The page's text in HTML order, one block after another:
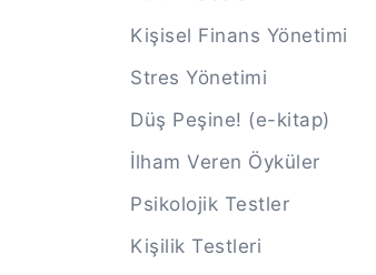
Kişisel Finans Yönetimi
Stres Yönetimi
Düş Peşine! (e-kitap)
İlham Veren Öyküler
Psikolojik Testler
Kişilik Testleri